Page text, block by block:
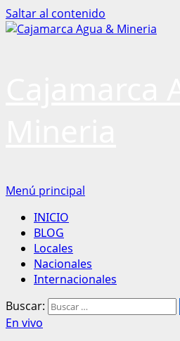
Saltar al contenido
Menú principal
INICIO
BLOG
Locales
Nacionales
Internacionales
Buscar:
En vivo